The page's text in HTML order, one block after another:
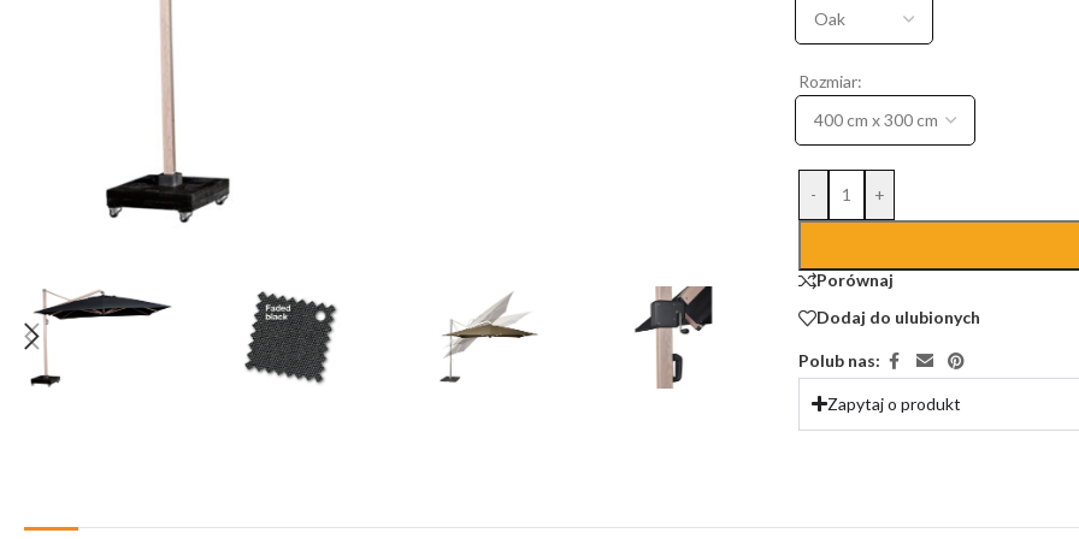
Rozmiar:
- +
Porównaj
Dodaj do ulubionych
Polub nas:
Zapytaj o produkt